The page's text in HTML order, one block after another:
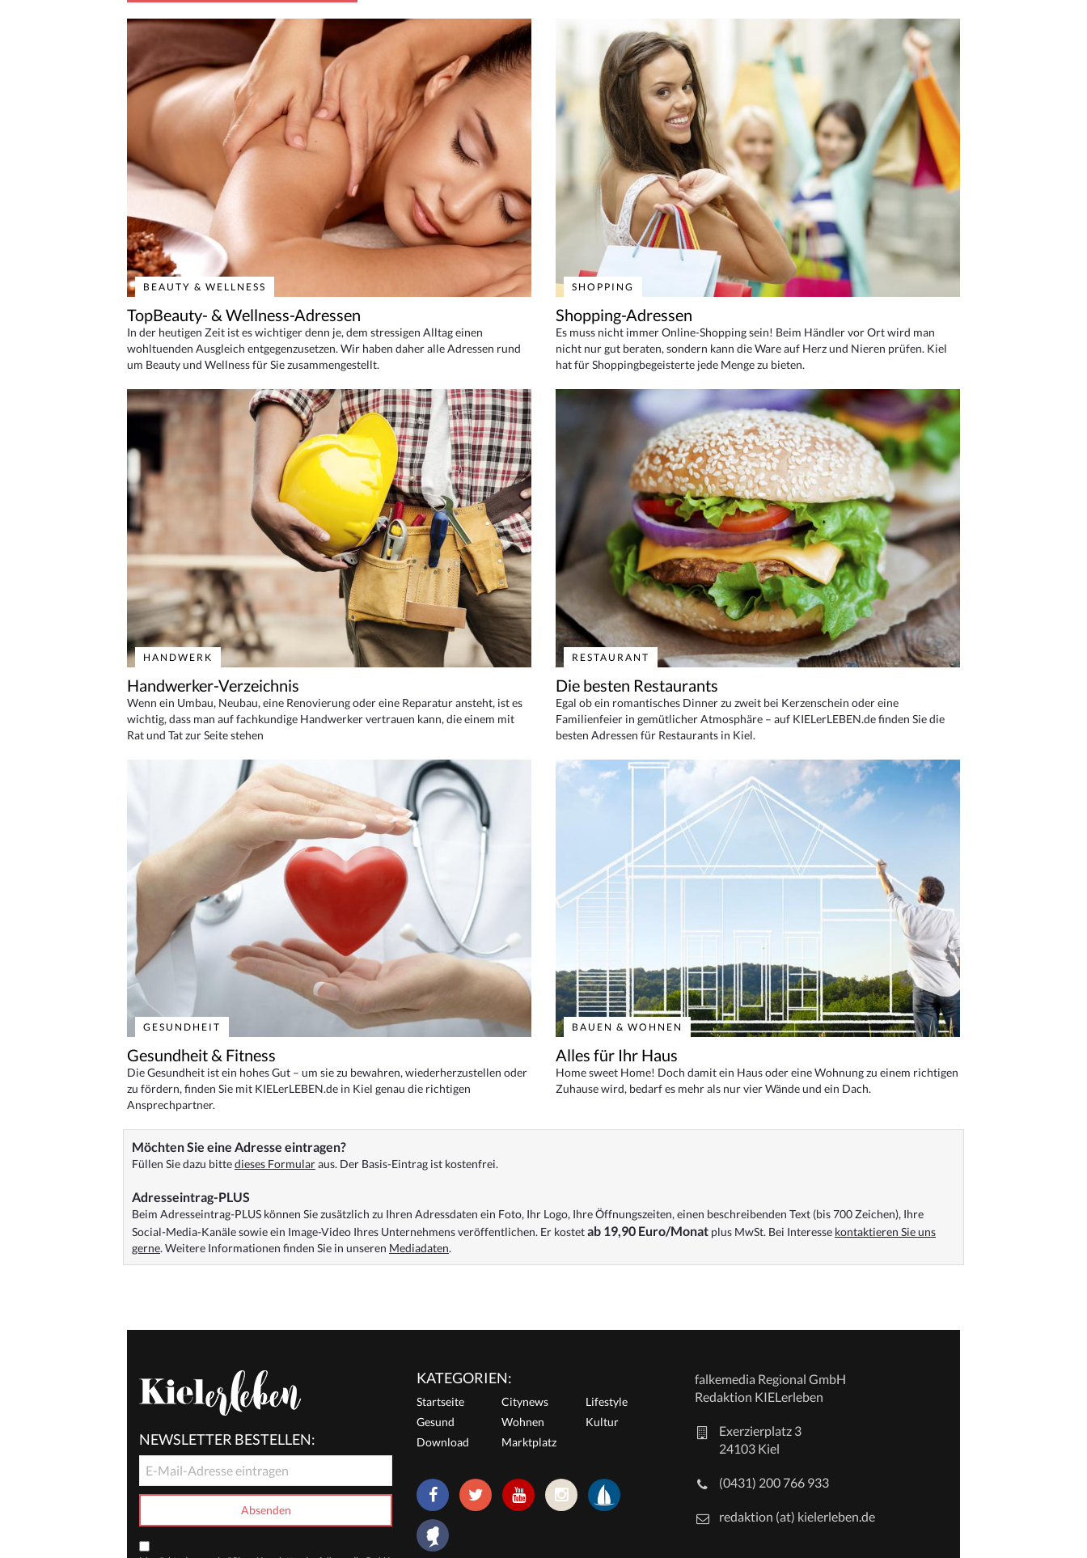
BEAUTY & WELLNESS
TopBeauty- & Wellness-Adressen
In der heutigen Zeit ist es wichtiger denn je, dem stressigen Alltag einen
wohltuenden Ausgleich entgegenzusetzen. Wir haben daher alle Adressen rund
um Beauty und Wellness für Sie zusammengestellt.
SHOPPING
Shopping-Adressen
Es muss nicht immer Online-Shopping sein! Beim Händler vor Ort wird man
nicht nur gut beraten, sondern kann die Ware auf Herz und Nieren prüfen. Kiel
hat für Shoppingbegeisterte jede Menge zu bieten.
HANDWERK
Handwerker-Verzeichnis
Wenn ein Umbau, Neubau, eine Renovierung oder eine Reparatur ansteht, ist es
wichtig, dass man auf fachkundige Handwerker vertrauen kann, die einem mit
Rat und Tat zur Seite stehen
RESTAURANT
Die besten Restaurants
Egal ob ein romantisches Dinner zu zweit bei Kerzenschein oder eine
Familienfeier in gemütlicher Atmosphäre – auf KIELerLEBEN.de finden Sie die
besten Adressen für Restaurants in Kiel.
GESUNDHEIT
Gesundheit & Fitness
Die Gesundheit ist ein hohes Gut – um sie zu bewahren, wiederherzustellen oder
zu fördern, finden Sie mit KIELerLEBEN.de in Kiel genau die richtigen
Ansprechpartner.
BAUEN & WOHNEN
Alles für Ihr Haus
Home sweet Home! Doch damit ein Haus oder eine Wohnung zu einem richtigen
Zuhause wird, bedarf es mehr als nur vier Wände und ein Dach.
Möchten Sie eine Adresse eintragen?
Füllen Sie dazu bittedieses Formularaus. Der Basis-Eintrag ist kostenfrei.
Adresseintrag-PLUS
Beim Adresseintrag-PLUS können Sie zusätzlich zu Ihren Adressdaten ein Foto, Ihr Logo, Ihre Öffnungszeiten, einen beschreibenden Text (bis 700 Zeichen), Ihre
Social-Media-Kanäle sowie ein Image-Video Ihres Unternehmens veröffentlichen. Er kostetab 19,90 Euro/Monat plus MwSt. Bei Interesse kontaktieren Sie uns
gerne. Weitere Informationen finden Sie in unseren Mediadaten.
NEWSLETTER BESTELLEN:
KATEGORIEN:
Startseite Citynews
Lifestyle
Gesund
Wohnen
Kultur
Download
Marktplatz
falkemedia Regional GmbH
Redaktion KIELerleben
Exerzierplatz 3
24103 Kiel
(0431) 200 766 933
redaktion (at) kielerleben.de